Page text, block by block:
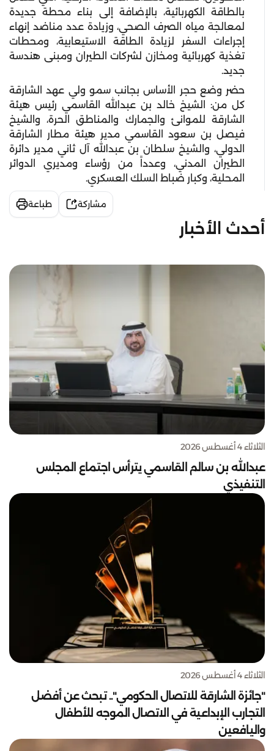
بالطاقة الكهربائية، بالإضافة إلى بناء محطة جديدة
لمعالجة مياه الصرف الصحي، وزيادة عدد مناضد إنهاء
إجراءات السفر لزيادة الطاقة الاستيعابية، ومحطات
تغذية كهربائية ومخازن لشركات الطيران ومبنى هندسة
جديد.
حضر وضع حجر الأساس بجانب سمو ولي عهد الشارقة
كل من: الشيخ خالد بن عبدالله القاسمي رئيس هيئة
الشارقة للموانئ والجمارك والمناطق الحرة، والشيخ
فيصل بن سعود القاسمي مدير هيئة مطار الشارقة
الدولي، والشيخ سلطان بن عبدالله آل ثاني مدير دائرة
الطيران المدني، وعدداً من رؤساء ومديري الدوائر
المحلية، وكبار ضباط السلك العسكري.
مشاركة طباعة
أحدث الأخبار
الثلاثاء 4 أغسطس 2026
عبدالله بن سالم القاسمي يترأس اجتماع المجلس
التنفيذي
الثلاثاء 4 أغسطس 2026
"جائزة الشارقة للاتصال الحكومي".. تبحث عن أفضل
التجارب الإبداعية في الاتصال الموجه للأطفال
واليافعين